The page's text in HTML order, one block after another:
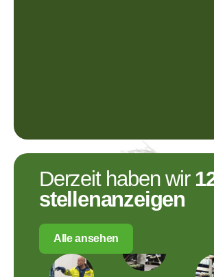
Derzeit haben wir
stellenanzeigen
Alle ansehen